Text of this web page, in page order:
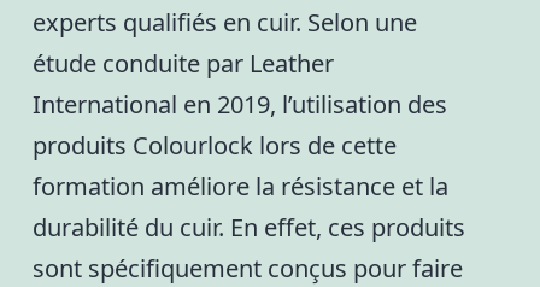
experts qualifiés en cuir. Selon une
étude conduite par Leather
International en 2019, l’utilisation des
produits Colourlock lors de cette
formation améliore la résistance et la
durabilité du cuir. En effet, ces produits
sont spécifiquement conçus pour faire